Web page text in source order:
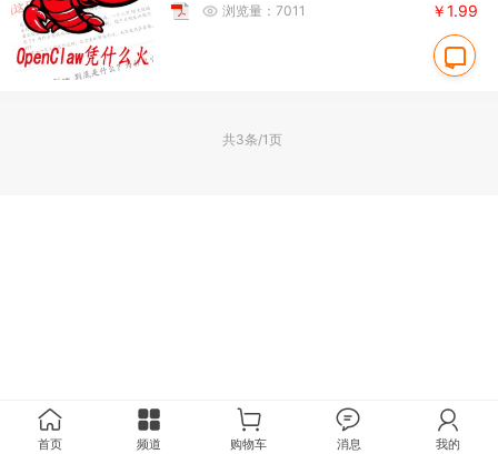
￥1.99
浏览量：7011
共3条/1页
首页 频道 购物车 消息 我的